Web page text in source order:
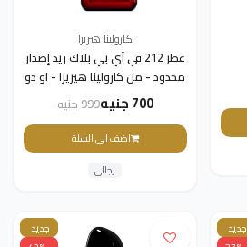
كارولينا هيريرا
عطر 212 في آي بي بلاك ريد إصدار
محدود - من كارولينا هيريرا - او دو
بارفيوم - رجالي - 100مل
700 جنيه 999 جنيه
اضف الى السلة
رجالى
جديد
جديد